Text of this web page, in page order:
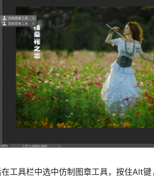
工具栏中选中仿制图章工具，按住Alt